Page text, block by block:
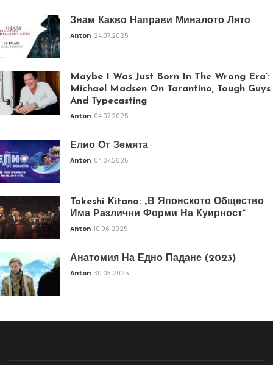
Знам Какво Направи Миналото Лято
Anton 24.07.2025
Maybe I Was Just Born In The Wrong Era’:
Michael Madsen On Tarantino, Tough Guys
And Typecasting
Anton 04.07.2025
Елио От Земята
Anton 04.07.2025
Takeshi Kitano: „В Японското Общество
Има Различни Форми На Куирност“
Anton 10.06.2025
Анатомия На Едно Падане (2023)
Anton 30.03.2025